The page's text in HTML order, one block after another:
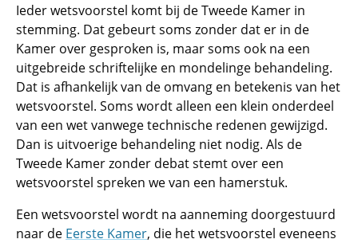
Ieder wetsvoorstel komt bij de Tweede Kamer in
stemming. Dat gebeurt soms zonder dat er in de
Kamer over gesproken is, maar soms ook na een
uitgebreide schriftelijke en mondelinge behandeling.
Dat is afhankelijk van de omvang en betekenis van het
wetsvoorstel. Soms wordt alleen een klein onderdeel
van een wet vanwege technische redenen gewijzigd.
Dan is uitvoerige behandeling niet nodig. Als de
Tweede Kamer zonder debat stemt over een
wetsvoorstel spreken we van een hamerstuk.
Een wetsvoorstel wordt na aanneming doorgestuurd
naar de Eerste Kamer, die het wetsvoorstel eveneens